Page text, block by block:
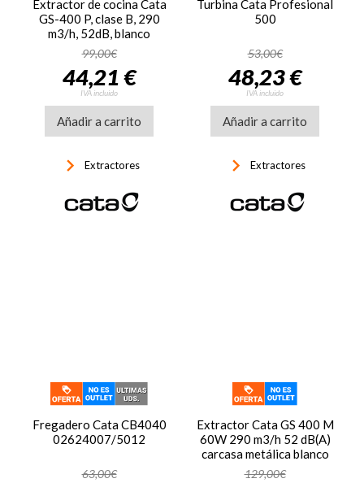
Extractor de cocina Cata
GS-400 P, clase B, 290
m3/h, 52dB, blanco
99,00€
44,21 €
IVA incluido
Añadir a carrito
keyboard_arrow_right Extractores
Turbina Cata Profesional
500
53,00€
48,23 €
IVA incluido
Añadir a carrito
keyboard_arrow_right Extractores
Fregadero Cata CB4040
02624007/5012
63,00€
Extractor Cata GS 400 M
60W 290 m3/h 52 dB(A)
carcasa metálica blanco
129,00€